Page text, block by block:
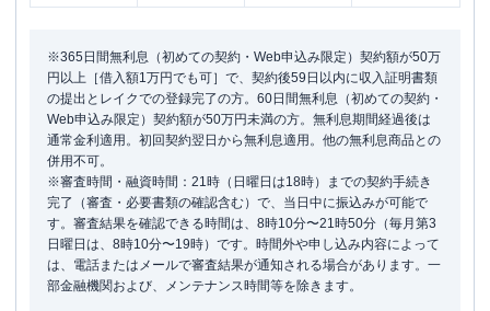
※365日間無利息（初めての契約・Web申込み限定）契約額が50万
円以上［借入額1万円でも可］で、契約後59日以内に収入証明書類
の提出とレイクでの登録完了の方。60日間無利息（初めての契約・
Web申込み限定）契約額が50万円未満の方。無利息期間経過後は
通常金利適用。初回契約翌日から無利息適用。他の無利息商品との
併用不可。
※審査時間・融資時間：21時（日曜日は18時）までの契約手続き
完了（審査・必要書類の確認含む）で、当日中に振込みが可能で
す。審査結果を確認できる時間は、8時10分〜21時50分（毎月第3
日曜日は、8時10分〜19時）です。時間外や申し込み内容によって
は、電話またはメールで審査結果が通知される場合があります。一
部金融機関および、メンテナンス時間等を除きます。